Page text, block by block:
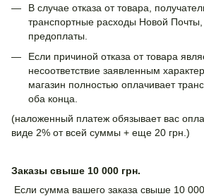
В случае отказа от товара,
транспортные расходы Новой
предоплаты.
Если причиной отказа от товара
несоответствие заявленным
магазин полностью оплачивает
оба конца.
(наложенный платеж обязывает вас
виде 2% от всей суммы + еще 20 грн.)
Заказы свыше 10 000 грн.
Если сумма вашего заказа свыше 10